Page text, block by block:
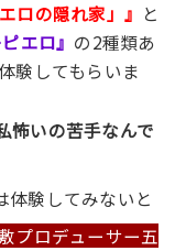
ロの隠れ家」』 と
エロ』 の2種類あ
験してもらいま
怖いの苦手なんで
体験してみないと
プロデューサー五